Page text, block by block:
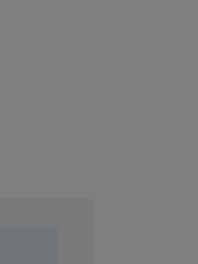
industrielle